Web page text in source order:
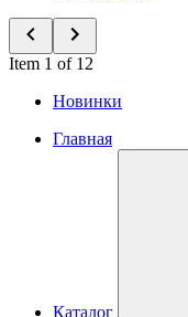
Item 1 of 12
Новинки
Главная
Каталог